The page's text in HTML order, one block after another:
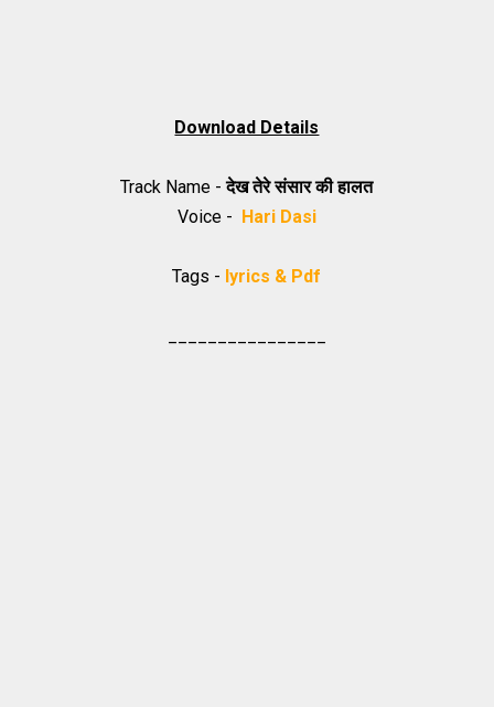
Download Details
Track Name -देख तेरे संसार की हालत
Voice - Hari Dasi
Tags - lyrics & Pdf